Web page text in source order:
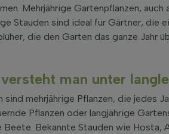
Mehrjährige Gartenpflanzen,
Stauden sind ideal für Gärtner, die
die den Garten das ganze Jahr
man unter
sind mehrjährige Pflanzen, die jedes
Pflanzen oder langjährige
Beete. Bekannte Stauden wie Hosta,